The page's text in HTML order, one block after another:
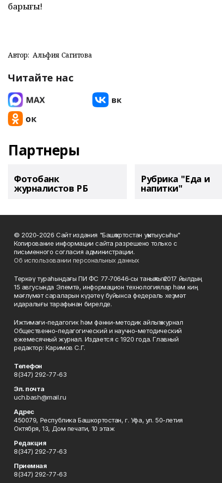
барығыҙ!
Автор: Альфия Сагитова
Читайте нас
Партнеры
Фотобанк
журналистов РБ
Рубрика "Еда и
напитки"
© 2020-2026 Сайт издания "Башҡортостан уҡытыусыһы"
Копирование информации сайта разрешено только с
письменного согласия администрации.
Об использовании персональных данных
Теркәү тураһындағы ПИ ФС 77‑70646‑сы таныҡлыҡ 2017 йылдың
15 авгусында Элемтә, информацион технологиялар һәм киң
мәғлүмәт сараларын күҙәтеү буйынса федераль хеҙмәт
идаралығы тарафынан бирелде.
Ижтимағи-педагогик һәм фәнни-методик айлыҡ журнал
Общественно-педагогический и научно-методический
ежемесячный журнал. Издается с 1920 года. Главный
редактор: Каримов С.Г.
Телефон
8(347) 292-77-63
Эл. почта
uch.bash@mail.ru
Адрес
450079, Республика Башкортостан, г. Уфа, ул. 50-летия
Октября, 13, Дом печати, 10 этаж
Редакция
8(347) 292-77-63
Приемная
8(347) 292-77-63